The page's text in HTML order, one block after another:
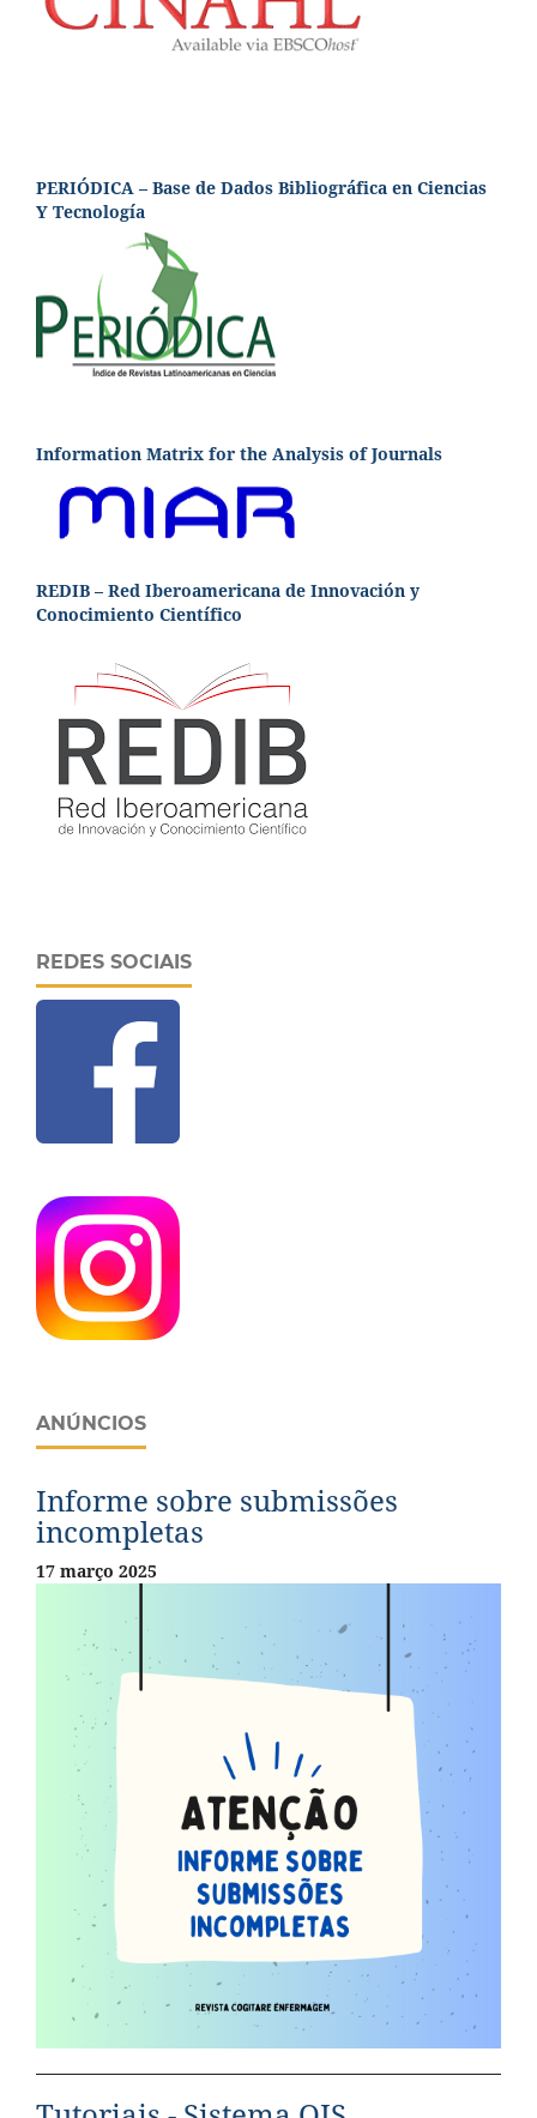
PERIÓDICA – Base de Dados Bibliográfica en Ciencias
Y Tecnología
Information Matrix for the Analysis of Journals
REDIB – Red Iberoamericana de Innovación y
Conocimiento Científico
REDES SOCIAIS
ANÚNCIOS
Informe sobre submissões
incompletas
17 março 2025